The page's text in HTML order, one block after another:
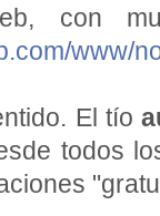
con
www/
El tío
todos